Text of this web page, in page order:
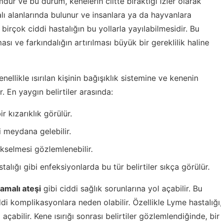
alanlarında bulunur ve insanlara ya da hayvanlara
birçok ciddi hastalığın bu yollarla yayılabilmesidir. Bu
ve farkındalığın artırılması büyük bir gereklilik haline
ısırılan kişinin bağışıklık sistemine ve kenenin
En yaygın belirtiler arasında:
kızarıklık görülür.
meydana gelebilir.
gözlemlenebilir.
gibi enfeksiyonlarda bu tür belirtiler sıkça görülür.
ateşi gibi ciddi sağlık sorunlarına yol açabilir. Bu
komplikasyonlara neden olabilir. Özellikle Lyme
Kene ısırığı sonrası belirtiler gözlemlendiğinde, bir